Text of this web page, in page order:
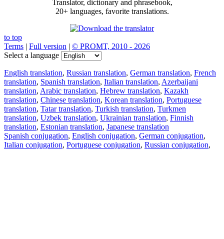
Translator, dictionary and phrasebook,
20+ languages, favorite translations.
to top
Terms | Full version | © PROMT, 2010 - 2026
Select a language
English translation, Russian translation, German translation, French
translation, Spanish translation, Italian translation, Azerbaijani
translation, Arabic translation, Hebrew translation, Kazakh
translation, Chinese translation, Korean translation, Portuguese
translation, Tatar translation, Turkish translation, Turkmen
translation, Uzbek translation, Ukrainian translation, Finnish
translation, Estonian translation, Japanese translation
Spanish conjugation, English conjugation, German conjugation,
Italian conjugation, Portuguese conjugation, Russian conjugation,